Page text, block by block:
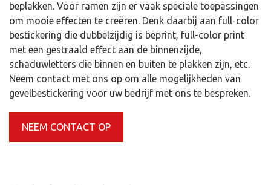
beplakken. Voor ramen zijn er vaak speciale toepassingen
om mooie effecten te creëren. Denk daarbij aan full-color
bestickering die dubbelzijdig is beprint, full-color print
met een gestraald effect aan de binnenzijde,
schaduwletters die binnen en buiten te plakken zijn, etc.
Neem contact met ons op om alle mogelijkheden van
gevelbestickering voor uw bedrijf met ons te bespreken.
NEEM CONTACT OP